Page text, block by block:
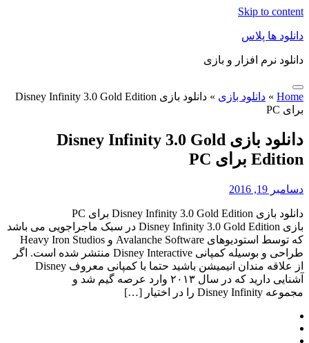
Skip to content
دانلود ها پلاس
دانلود نرم افزار و بازی
Home
» دانلود بازی »
دانلود بازی Disney Infinity 3.0 Gold Edition
برای PC
دانلود بازی Disney Infinity 3.0 Gold
Edition برای PC
دسامبر 19, 2016
دانلود بازی Disney Infinity 3.0 Gold Edition برای PC
بازی Disney Infinity 3.0 Gold Edition در سبک ماجراجویی می باشد
که توسط استودیوهای Avalanche Software و Heavy Iron Studios
طراحی و بوسیله کمپانی Disney Interactive منتشر شده است. اگر
از علاقه مندان انیمیشن باشید حتما با کمپانی معروف Disney
آشنایی دارید که در سال ۲۰۱۳ وارد عرصه گیم شد و
مجموعه Disney Infinity را در اختیار […]